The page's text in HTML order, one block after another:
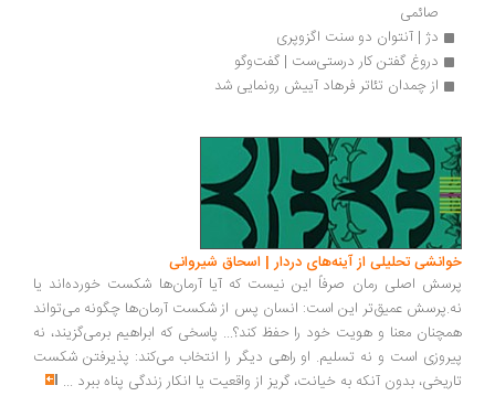
دژ | آنتوان دو سنت اگزوپری
دروغ گفتن کار درستی‌ست | گفت‌وگو
از چمدان تئاتر فرهاد آییش رونمایی شد
تحلیلی از آینه‌های دردار | اسحاق شیروانی
اصلی رمان صرفاً این نیست که آیا آرمان‌ها شکست خورده‌اند یا
عمیق‌تر این است: انسان پس از شکست آرمان‌ها چگونه می‌تواند
معنا و هویت خود را حفظ کند؟... پاسخی که ابراهیم برمی‌گزیند، نه
است و نه تسلیم. او راهی دیگر را انتخاب می‌کند: پذیرفتن شکست
بدون آنکه به خیانت، گریز از واقعیت یا انکار زندگی پناه ببرد...